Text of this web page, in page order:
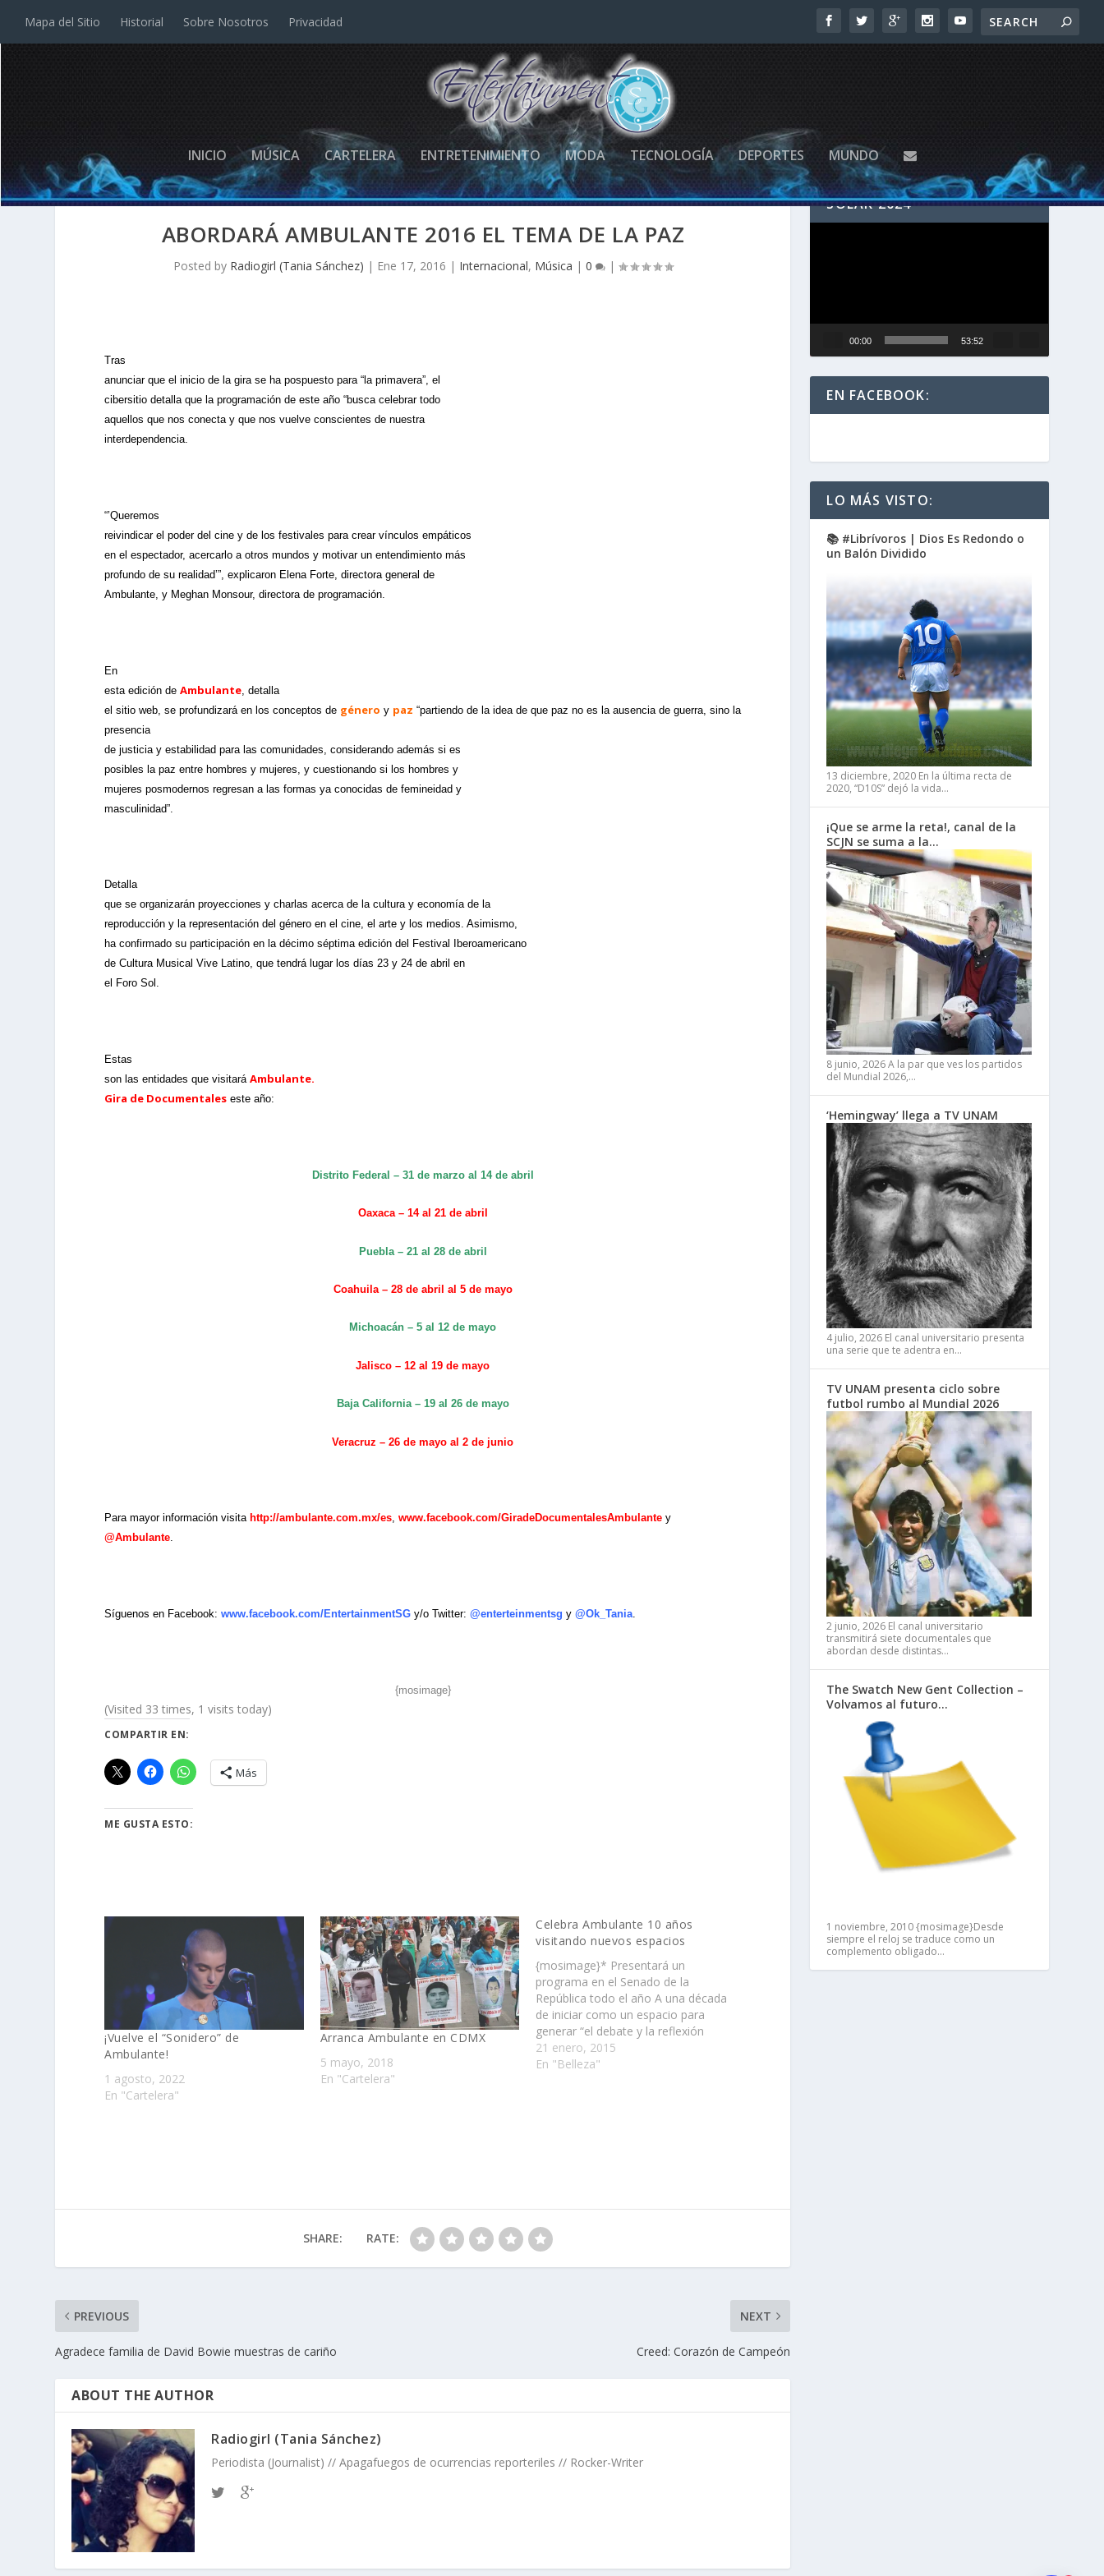
Mapa del Sitio Historial Sobre Nosotros Privacidad
INICIO MÚSICA CARTELERA ENTRETENIMIENTO MODA TECNOLOGÍA DEPORTES MUNDO
ABORDARÁ AMBULANTE 2016 EL TEMA DE LA PAZ
Posted by Radiogirl (Tania Sánchez) | Ene 17, 2016 | Internacional, Música | 0 |
Tras
anunciar que el inicio de la gira se ha pospuesto para “la primavera”, el
cibersitio detalla que la programación de este año “busca celebrar todo
aquellos que nos conecta y que nos vuelve conscientes de nuestra
interdependencia.
“’Queremos
reivindicar el poder del cine y de los festivales para crear vínculos empáticos
en el espectador, acercarlo a otros mundos y motivar un entendimiento más
profundo de su realidad’”, explicaron Elena Forte, directora general de
Ambulante, y Meghan Monsour, directora de programación.
En
esta edición deAmbulante , detalla
el sitio web, se profundizará en los conceptos de género y paz “partiendo de la idea de que paz no es la ausencia de guerra, sino la
presencia
de justicia y estabilidad para las comunidades, considerando además si es
posibles la paz entre hombres y mujeres, y cuestionando si los hombres y
mujeres posmodernos regresan a las formas ya conocidas de femineidad y
masculinidad”.
Detalla
que se organizarán proyecciones y charlas acerca de la cultura y economía de la
reproducción y la representación del género en el cine, el arte y los medios. Asimismo,
ha confirmado su participación en la décimo séptima edición del Festival Iberoamericano
de Cultura Musical Vive Latino, que tendrá lugar los días 23 y 24 de abril en
el Foro Sol.
Estas
son las entidades que visitará Ambulante.
Gira de Documentales este año:
Distrito Federal – 31 de marzo al 14 de abril
Oaxaca – 14 al 21 de abril
Puebla – 21 al 28 de abril
Coahuila – 28 de abril al 5 de mayo
Michoacán – 5 al 12 de mayo
Jalisco – 12 al 19 de mayo
Baja California – 19 al 26 de mayo
Veracruz – 26 de mayo al 2 de junio
Para mayor información visita http://ambulante.com.mx/es,www.facebook.com/GiradeDocumentalesAmbulante y
@Ambulante.
Síguenos en Facebook: www.facebook.com/EntertainmentSG y/o Twitter: @enterteinmentsg y@Ok_Tania.
{mosimage}
(Visited 33 times, 1 visits today)
COMPARTIR EN:
Más
ME GUSTA ESTO:
¡Vuelve el “Sonidero” de
Ambulante!
1 agosto, 2022
En "Cartelera"
Arranca Ambulante en CDMX
5 mayo, 2018
En "Cartelera"
Celebra Ambulante 10 años
visitando nuevos espacios
{mosimage}* Presentará un
programa en el Senado de la
República todo el año A una década
de iniciar como un espacio para
generar “el debate y la reflexión
colectiva” a través del séptimo arte,
Ambulante Gira de Documentales
21 enero, 2015
En "Belleza"
SHARE: RATE:
PREVIOUS
Agradece familia de David Bowie muestras de cariño
NEXT
Creed: Corazón de Campeón
ABOUT THE AUTHOR
Radiogirl (Tania Sánchez)
Periodista (Journalist) // Apagafuegos de ocurrencias reporteriles // Rocker-Writer
SIGUE EN VIVO EL ECLIPSE
SOLAR 2024
00:00 53:52
EN FACEBOOK:
LO MÁS VISTO:
📚 #Librívoros | Dios Es Redondo o
un Balón Dividido
13 diciembre, 2020 En la última recta de
2020, “D10S” dejó la vida…
¡Que se arme la reta!, canal de la
SCJN se suma a la…
8 junio, 2026A la par que ves los partidos
del Mundial 2026,…
‘Hemingway’ llega a TV UNAM
4 julio, 2026 El canal universitario presenta
una serie que te adentra en…
TV UNAM presenta ciclo sobre
futbol rumbo al Mundial 2026
2 junio, 2026 El canal universitario
transmitirá siete documentales que
abordan desde distintas…
The Swatch New Gent Collection –
Volvamos al futuro…
1 noviembre, 2010{mosimage}Desde
siempre el reloj se traduce como un
complemento obligado…